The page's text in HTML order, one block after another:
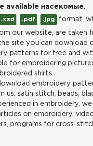
available насекомые
.xsd .pdf .jpg format,
our website, are taken
site you can download
patterns for free and
for embroidering
shirts.
embroidery
us: satin stitch, beads,
in embroidery,
on embroidery,
programs for cross-